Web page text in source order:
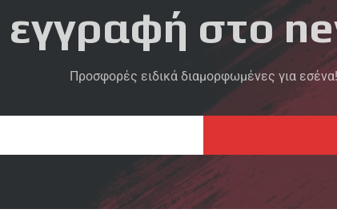
εγγραφή στο
Προσφορές ειδικά διαμορφωμένες για εσένα!